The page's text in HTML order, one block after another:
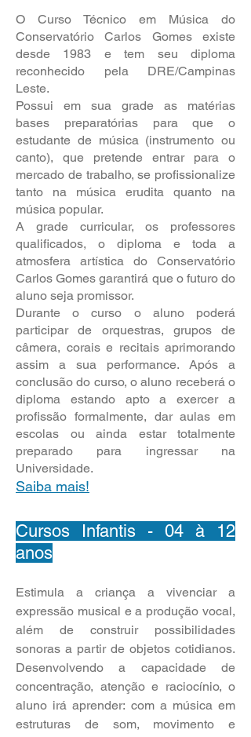
O Curso Técnico em Música do
Conservatório Carlos Gomes existe
desde 1983 e tem seu diploma
reconhecido pela DRE/Campinas
Leste.
Possui em sua grade as matérias
bases preparatórias para que o
estudante de música (instrumento ou
canto), que pretende entrar para o
mercado de trabalho, se profissionalize
tanto na música erudita quanto na
música popular.
A grade curricular, os professores
qualificados, o diploma e toda a
atmosfera artística do Conservatório
Carlos Gomes garantirá que o futuro do
aluno seja promissor.
Durante o curso o aluno poderá
participar de orquestras, grupos de
câmera, corais e recitais aprimorando
assim a sua performance. Após a
conclusão do curso, o aluno receberá o
diploma estando apto a exercer a
profissão formalmente, dar aulas em
escolas ou ainda estar totalmente
preparado para ingressar na
Universidade.
Saiba mais!
Cursos Infantis - 04 à 12
anos
Estimula a criança a vivenciar a
expressão musical e a produção vocal,
além de construir possibilidades
sonoras a partir de objetos cotidianos.
Desenvolvendo a capacidade de
concentração, atenção e raciocínio, o
aluno irá aprender: com a música em
estruturas de som, movimento e